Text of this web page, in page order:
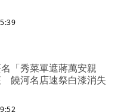
「秀菜單遮蔣萬安親
饒河名店速祭白漆消失